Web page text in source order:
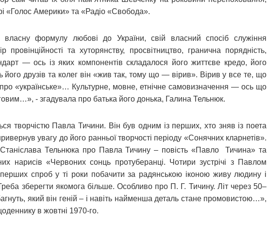
«Голос Америки» та «Радіо «Свобода».
формулу любові до України, свій власний спосіб служіння
провінційності та хуторянству, просвітництво, гранична порядність,
— ось із яких компонентів складалося його життєве кредо, його
його друзів та колег він «жив так, тому що — вірив». Вірив у все те, що
«українське»… Культурне, мовне, етнічне самовизначення — ось що
- згадувала про батька його донька, Галина Тельнюк.
творчістю Павла Тичини. Він був одним із перших, хто зняв із поета
увагу до його ранньої творчості періоду «Сонячних кларнетів».
Станіслава Тельнюка про Павла Тичину – повість «Павло Тичина» та
нарисів «Червоних сонць протуберанці. Чотири зустрічі з Павлом
спроб у ті роки побачити за радянською іконою живу людину і
зберегти якомога більше. Особливо про П. Г. Тичину. Літ через 50–
який він геній – і навіть найменша деталь стане промовистою…»,
в жовтні 1970-го.